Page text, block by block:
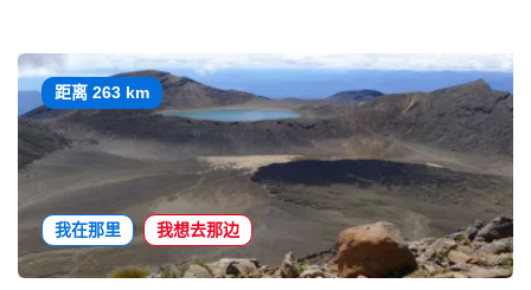
距离 263 km
我在那里 我想去那边